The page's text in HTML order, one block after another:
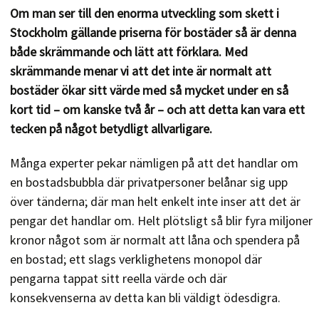
Om man ser till den enorma utveckling som skett i
Stockholm gällande priserna för bostäder så är denna
både skrämmande och lätt att förklara. Med
skrämmande menar vi att det inte är normalt att
bostäder ökar sitt värde med så mycket under en så
kort tid – om kanske två år – och att detta kan vara ett
tecken på något betydligt allvarligare.
Många experter pekar nämligen på att det handlar om
en bostadsbubbla där privatpersoner belånar sig upp
över tänderna; där man helt enkelt inte inser att det är
pengar det handlar om. Helt plötsligt så blir fyra miljoner
kronor något som är normalt att låna och spendera på
en bostad; ett slags verklighetens monopol där
pengarna tappat sitt reella värde och där
konsekvenserna av detta kan bli väldigt ödesdigra.